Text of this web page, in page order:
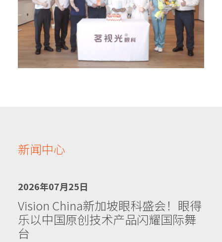
新闻中心
2026年07月25日
Vision China新加坡眼科盛会！眼得
乐以中国原创技术产品闪耀国际舞
台